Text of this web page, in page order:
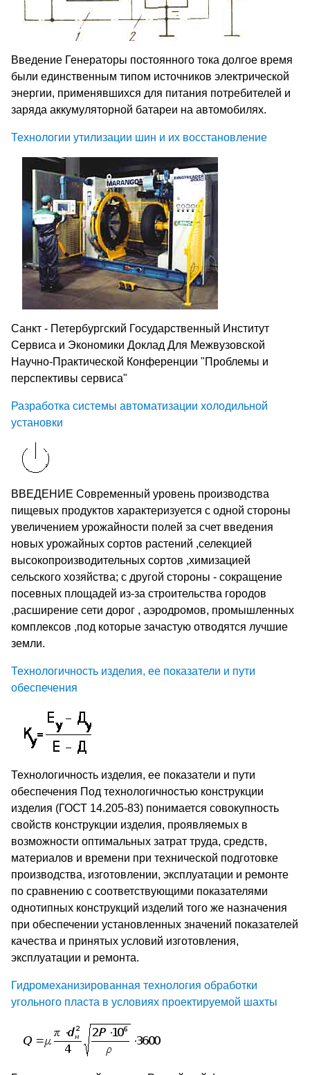
Введение Генераторы постоянного тока долгое время
были единственным типом источников электрической
энергии, применявшихся для пи­тания потребителей и
заряда аккумуляторной батареи на авто­мобилях.
Технологии утилизации шин и их восстановление
Санкт - Петербургский Государственный Институт
Сервиса и Экономики Доклад Для Межвузовской
Научно-Практической Конференции "Проблемы и
перспективы сервиса"
Разработка системы автоматизации холодильной
установки
ВВЕДЕНИЕ Современный уровень производства
пищевых продуктов характеризуется с одной стороны
увеличением урожайности полей за счет введения
новых урожайных сортов растений ,селекцией
высокопроизводительных сортов ,химизацией
сельского хозяйства; с другой стороны - сокращение
посевных площадей из-за строительства городов
,расширение сети дорог , аэродромов, промышленных
комплексов ,под которые зачастую отводятся лучшие
земли.
Технологичность изделия, ее показатели и пути
обеспечения
Технологичность изделия, ее показатели и пути
обеспечения Под технологичностью конструкции
изделия (ГОСТ 14.205-83) понимается совокупность
свойств конструкции изделия, проявляемых в
возможности оптимальных затрат труда, средств,
материалов и времени при технической подготовке
производства, изготовлении, эксплуатации и ремонте
по сравнению с соответствующими показателями
однотипных конструкций изделий того же назначения
при обеспечении установленных значений показателей
качества и принятых условий изготовления,
эксплуатации и ремонта.
Гидромеханизированная технология обработки
угольного пласта в условиях проектируемой шахты